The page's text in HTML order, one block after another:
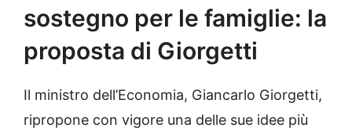
sostegno per le famiglie: la
proposta di Giorgetti
Il ministro dell’Economia, Giancarlo Giorgetti,
ripropone con vigore una delle sue idee più